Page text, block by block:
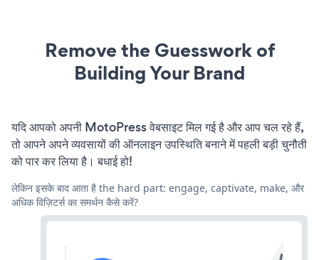
Remove the Guesswork of
Building Your Brand
यदि आपको अपनी MotoPress वेबसाइट मिल गई है और आप चल रहे हैं,
तो आपने अपने व्यवसायों की ऑनलाइन उपस्थिति बनाने में पहली बड़ी चुनौती
को पार कर लिया है। बधाई हो!
लेकिन इसके बाद आता है the hard part: engage, captivate, make, और
अधिक विज़िटर्स का समर्थन कैसे करें?